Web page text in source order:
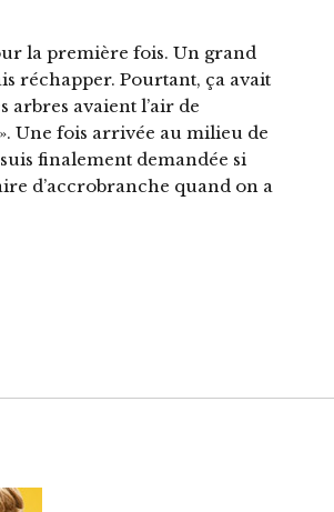
la première fois. Un grand
réchapper. Pourtant, ça avait
arbres avaient l’air de
Une fois arrivée au milieu de
finalement demandée si
d’accrobranche quand on a